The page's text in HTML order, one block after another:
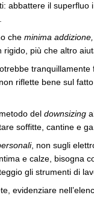
abbattere il superfluo
che minima
più che altro
riflette bene sul
del downsizing
soffitte, cantine e
, non sugli
e calze, bisogna
gli strumenti di
evidenziare